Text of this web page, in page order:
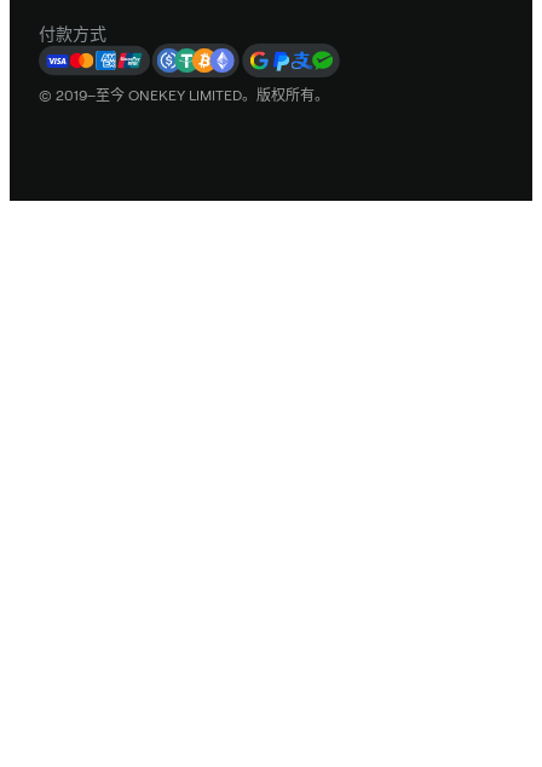
付款方式
© 2019–至今 ONEKEY LIMITED。版权所有。